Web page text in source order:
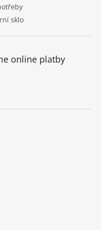
sklo
online platby